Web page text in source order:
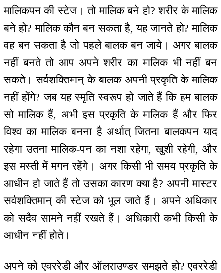
मालिकपन की स्टेज। तो मालिक बने हो? शरीर के मालिक
बने हो? मालिक कौन बन सकता है, यह जानते हो? मालिक
वह बन सकता है जो पहले बालक बन जाये। अगर बालक
नहीं बनते तो आप अपने शरीर का मालिक भी नहीं बन
सकते। सर्वशक्तिमान् के बालक अपनी प्रकृति के मालिक
नहीं होंगे? जब यह स्मृति स्वरूप हो जाते हैं कि हम बालक
सो मालिक हैं, अभी इस प्रकृति के मालिक हैं और फिर
विश्व का मालिक बनना है अर्थात् जितना बालकपन याद
रहेगा उतना मालिक-पन का नशा रहेगा, खुशी रहेगी, और
इस मस्ती में मगन रहेंगे। अगर किसी भी समय प्रकृति के
आधीन हो जाते हैं तो उसका कारण क्या है? अपनी मास्टर
सर्वशक्तिमान् की स्टेज को भूल जाते हैं। अपने अधिकार
को सदैव सामने नहीं रखते हैं। अधिकारी कभी किसी के
आधीन नहीं होते।
अपने को एवररेडी और ऑलराउण्डर समझते हो? एवररेडी